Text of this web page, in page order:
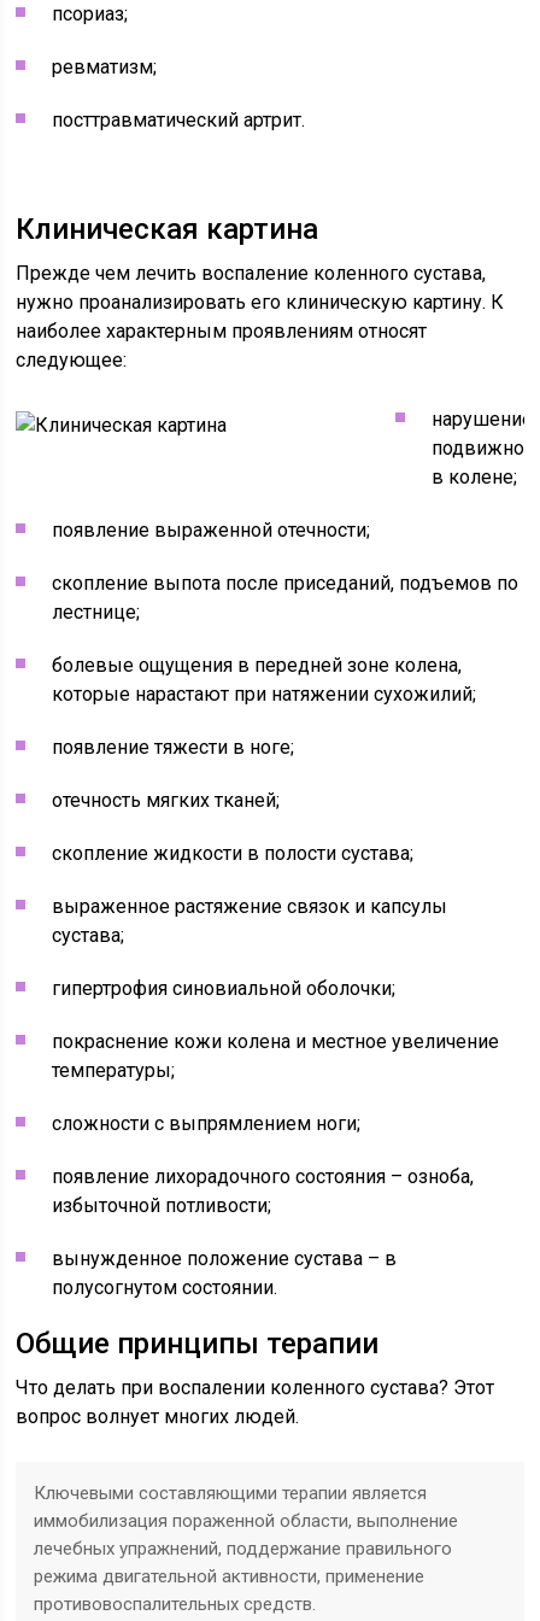
псориаз;
ревматизм;
посттравматический артрит.
Клиническая картина
Прежде чем лечить воспаление коленного сустава,
нужно проанализировать его клиническую картину. К
наиболее характерным проявлениям относят
следующее:
нарушение
в колене;
появление выраженной отечности;
скопление выпота после приседаний, подъемов по
лестнице;
болевые ощущения в передней зоне колена,
которые нарастают при натяжении сухожилий;
появление тяжести в ноге;
отечность мягких тканей;
скопление жидкости в полости сустава;
выраженное растяжение связок и капсулы
сустава;
гипертрофия синовиальной оболочки;
покраснение кожи колена и местное увеличение
температуры;
сложности с выпрямлением ноги;
появление лихорадочного состояния – озноба,
избыточной потливости;
вынужденное положение сустава – в
полусогнутом состоянии.
Общие принципы терапии
Что делать при воспалении коленного сустава? Этот
вопрос волнует многих людей.
Ключевыми составляющими терапии является
иммобилизация пораженной области, выполнение
лечебных упражнений, поддержание правильного
режима двигательной активности, применение
противовоспалительных средств.